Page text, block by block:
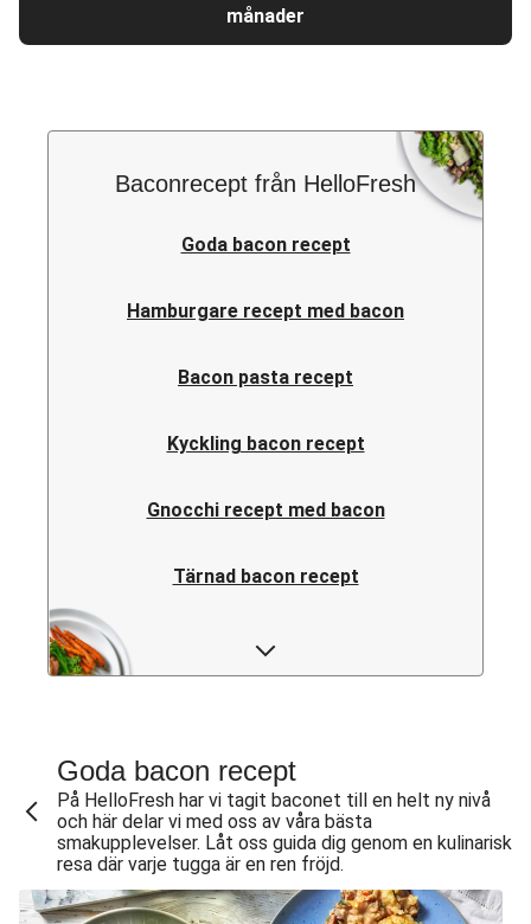
månader
Baconrecept från HelloFresh
Goda bacon recept
Hamburgare recept med bacon
Bacon pasta recept
Kyckling bacon recept
Gnocchi recept med bacon
Tärnad bacon recept
Bacon recept barn
Goda bacon recept
På HelloFresh har vi tagit baconet till en helt ny nivå
och här delar vi med oss av våra bästa
smakupplevelser. Låt oss guida dig genom en kulinarisk
resa där varje tugga är en ren fröjd.